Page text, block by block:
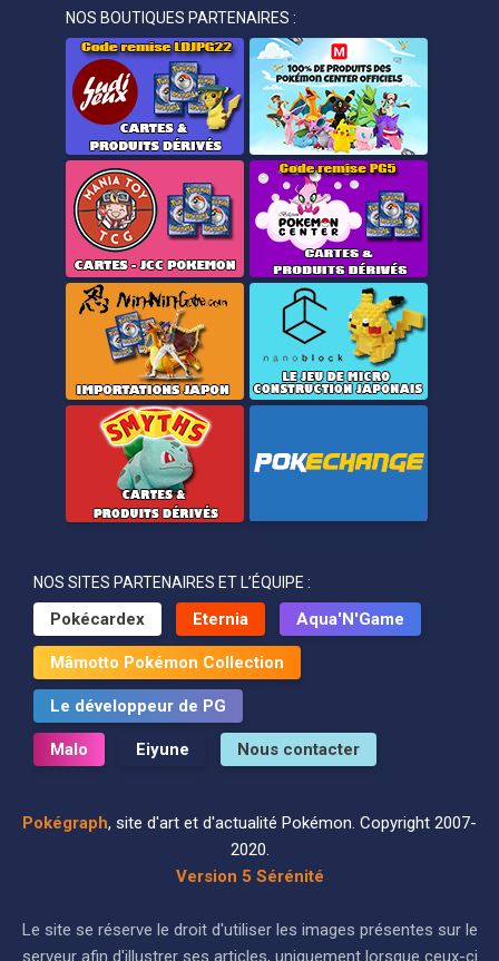
NOS BOUTIQUES PARTENAIRES :
NOS SITES PARTENAIRES ET L’ÉQUIPE :
Pokécardex Eternia Aqua'N'Game
Mâmotto Pokémon Collection
Le développeur de PG
Malo Eiyune Nous contacter
Pokégraph, site d'art et d'actualité Pokémon. Copyright 2007-
2020.
Version 5 Sérénité
Le site se réserve le droit d'utiliser les images présentes sur le
serveur afin d'illustrer ses articles, uniquement lorsque ceux-ci